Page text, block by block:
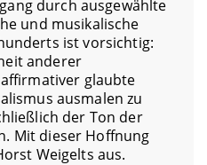
durch ausgewählte
und musikalische
ist vorsichtig:
anderer
glaubte
ausmalen zu
der Ton der
Mit dieser Hoffnung
Weigelts aus.